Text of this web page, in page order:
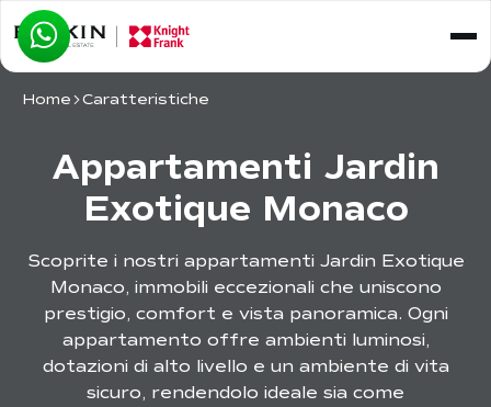
Home Caratteristiche
Appartamenti Jardin
Exotique Monaco
Scoprite i nostri appartamenti Jardin Exotique
Monaco, immobili eccezionali che uniscono
prestigio, comfort e vista panoramica. Ogni
appartamento offre ambienti luminosi,
dotazioni di alto livello e un ambiente di vita
sicuro, rendendolo ideale sia come